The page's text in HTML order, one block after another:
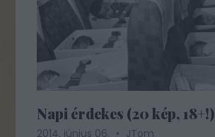
Napi érdekes (20 kép, 18+!)
2014. június 06.
JTom